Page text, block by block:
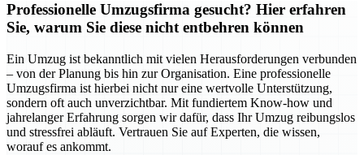
Professionelle Umzugsfirma gesucht? Hier erfahren
Sie, warum Sie diese nicht entbehren können
Ein Umzug ist bekanntlich mit vielen Herausforderungen verbunden
– von der Planung bis hin zur Organisation. Eine professionelle
Umzugsfirma ist hierbei nicht nur eine wertvolle Unterstützung,
sondern oft auch unverzichtbar. Mit fundiertem Know-how und
jahrelanger Erfahrung sorgen wir dafür, dass Ihr Umzug reibungslos
und stressfrei abläuft. Vertrauen Sie auf Experten, die wissen,
worauf es ankommt.